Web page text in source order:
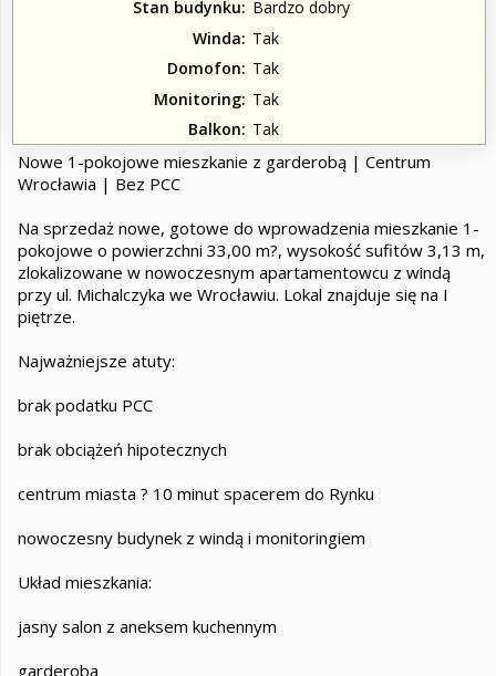
Stan budynku
Bardzo dobry
Winda
Tak
Domofon
Tak
Monitoring Tak
Balkon
Tak
Nowe 1-pokojowe mieszkanie z garderobą | Centrum
Wrocławia | Bez PCC
Na sprzedaż nowe, gotowe do wprowadzenia mieszkanie 1-
pokojowe o powierzchni 33,00 m?, wysokość sufitów 3,13 m,
zlokalizowane w nowoczesnym apartamentowcu z windą
przy ul. Michalczyka we Wrocławiu. Lokal znajduje się na I
piętrze.
Najważniejsze atuty:
brak podatku PCC
brak obciążeń hipotecznych
centrum miasta ? 10 minut spacerem do Rynku
nowoczesny budynek z windą i monitoringiem
Układ mieszkania:
jasny salon z aneksem kuchennym
garderoba